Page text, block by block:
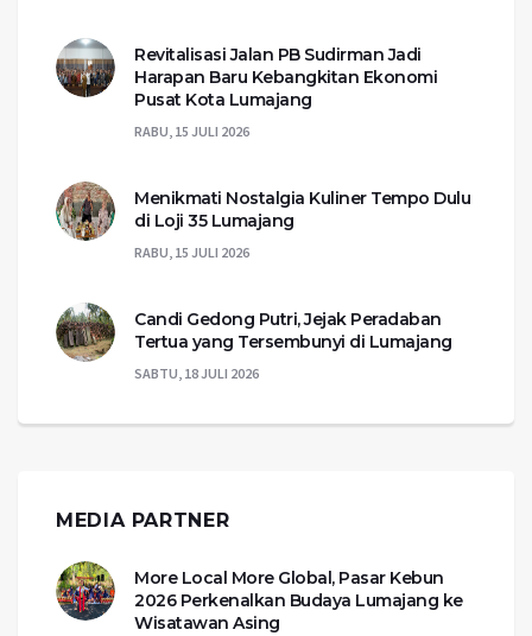
Revitalisasi Jalan PB Sudirman Jadi
Harapan Baru Kebangkitan Ekonomi
Pusat Kota Lumajang
RABU, 15 JULI 2026
Menikmati Nostalgia Kuliner Tempo Dulu
di Loji 35 Lumajang
RABU, 15 JULI 2026
Candi Gedong Putri, Jejak Peradaban
Tertua yang Tersembunyi di Lumajang
SABTU, 18 JULI 2026
MEDIA PARTNER
More Local More Global, Pasar Kebun
2026 Perkenalkan Budaya Lumajang ke
Wisatawan Asing